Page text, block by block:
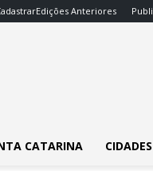
Edições Anteriores
CATARINA CIDADES